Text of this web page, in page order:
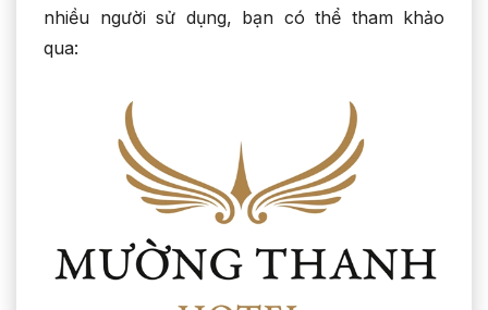
nhiều người sử dụng, bạn có thể tham khảo
qua: